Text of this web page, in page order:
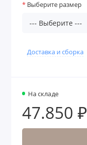
На складе
47.850 ₽
Выберите размер
Доставка и сборка